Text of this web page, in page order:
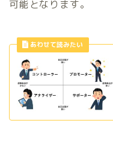
可能となります。